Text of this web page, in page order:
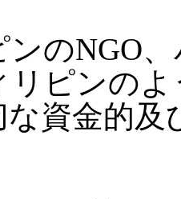
のNGO、
リピンの
な資金的